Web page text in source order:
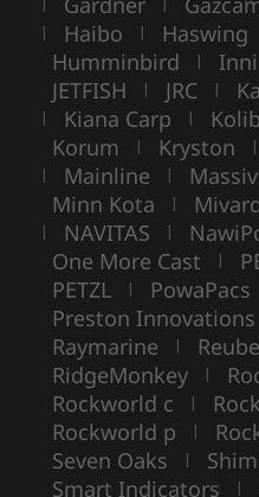
| Haibo | Haswing
Humminbird | Inni
JETFISH | JRC |
| Kiana Carp |
Korum | Kryston |
| Mainline |
Minn Kota |
| NAVITAS |
One More Cast |
PETZL | PowaPacs
Preston Innovations
Raymarine |
RidgeMonkey |
Rockworld c |
Rockworld p |
Seven Oaks |
Smart Indicators |